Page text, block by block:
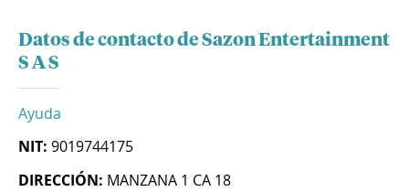
Datos de contacto de Sazon Entertainment
S A S
Ayuda
NIT: 9019744175
DIRECCIÓN: MANZANA 1 CA 18